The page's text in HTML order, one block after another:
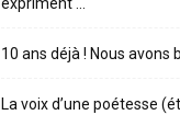
10 ans déjà ! Nous avons
La voix d’une poétesse